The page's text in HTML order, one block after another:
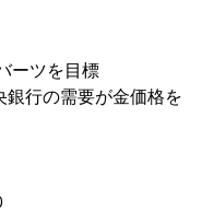
ーツを目標
銀行の需要が金価格を